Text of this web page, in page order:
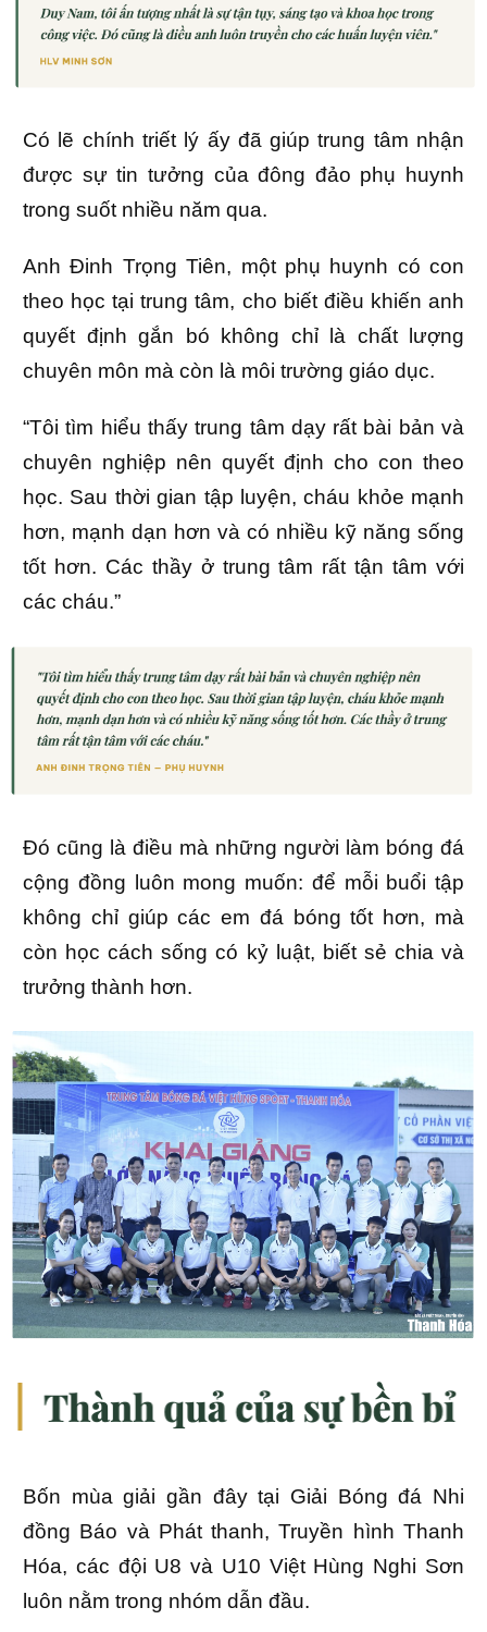
Có lẽ chính triết lý ấy đã giúp trung tâm nhận
được sự tin tưởng của đông đảo phụ huynh
trong suốt nhiều năm qua.
Anh Đinh Trọng Tiên, một phụ huynh có con
theo học tại trung tâm, cho biết điều khiến anh
quyết định gắn bó không chỉ là chất lượng
chuyên môn mà còn là môi trường giáo dục.
“Tôi tìm hiểu thấy trung tâm dạy rất bài bản và
chuyên nghiệp nên quyết định cho con theo
học. Sau thời gian tập luyện, cháu khỏe mạnh
hơn, mạnh dạn hơn và có nhiều kỹ năng sống
tốt hơn. Các thầy ở trung tâm rất tận tâm với
các cháu.”
Đó cũng là điều mà những người làm bóng đá
cộng đồng luôn mong muốn: để mỗi buổi tập
không chỉ giúp các em đá bóng tốt hơn, mà
còn học cách sống có kỷ luật, biết sẻ chia và
trưởng thành hơn.
Bốn mùa giải gần đây tại Giải Bóng đá Nhi
đồng Báo và Phát thanh, Truyền hình Thanh
Hóa, các đội U8 và U10 Việt Hùng Nghi Sơn
luôn nằm trong nhóm dẫn đầu.